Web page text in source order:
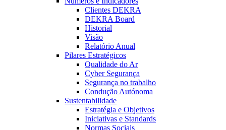
Clientes DEKRA
DEKRA Board
Historial
Visão
Relatório Anual
Pilares Estratégicos
Qualidade do Ar
Cyber Segurança
Segurança no trabalho
Condução Autónoma
Sustentabilidade
Estratégia e Objetivos
Iniciativas e Standards
Normas Sociais